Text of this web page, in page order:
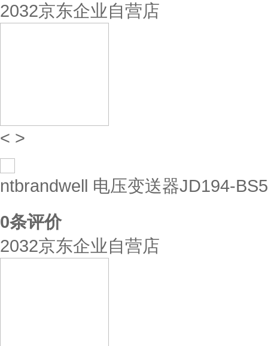
2032京东企业自营店
< >
ntbrandwell 电压变送器JD194-
0条评价
2032京东企业自营店